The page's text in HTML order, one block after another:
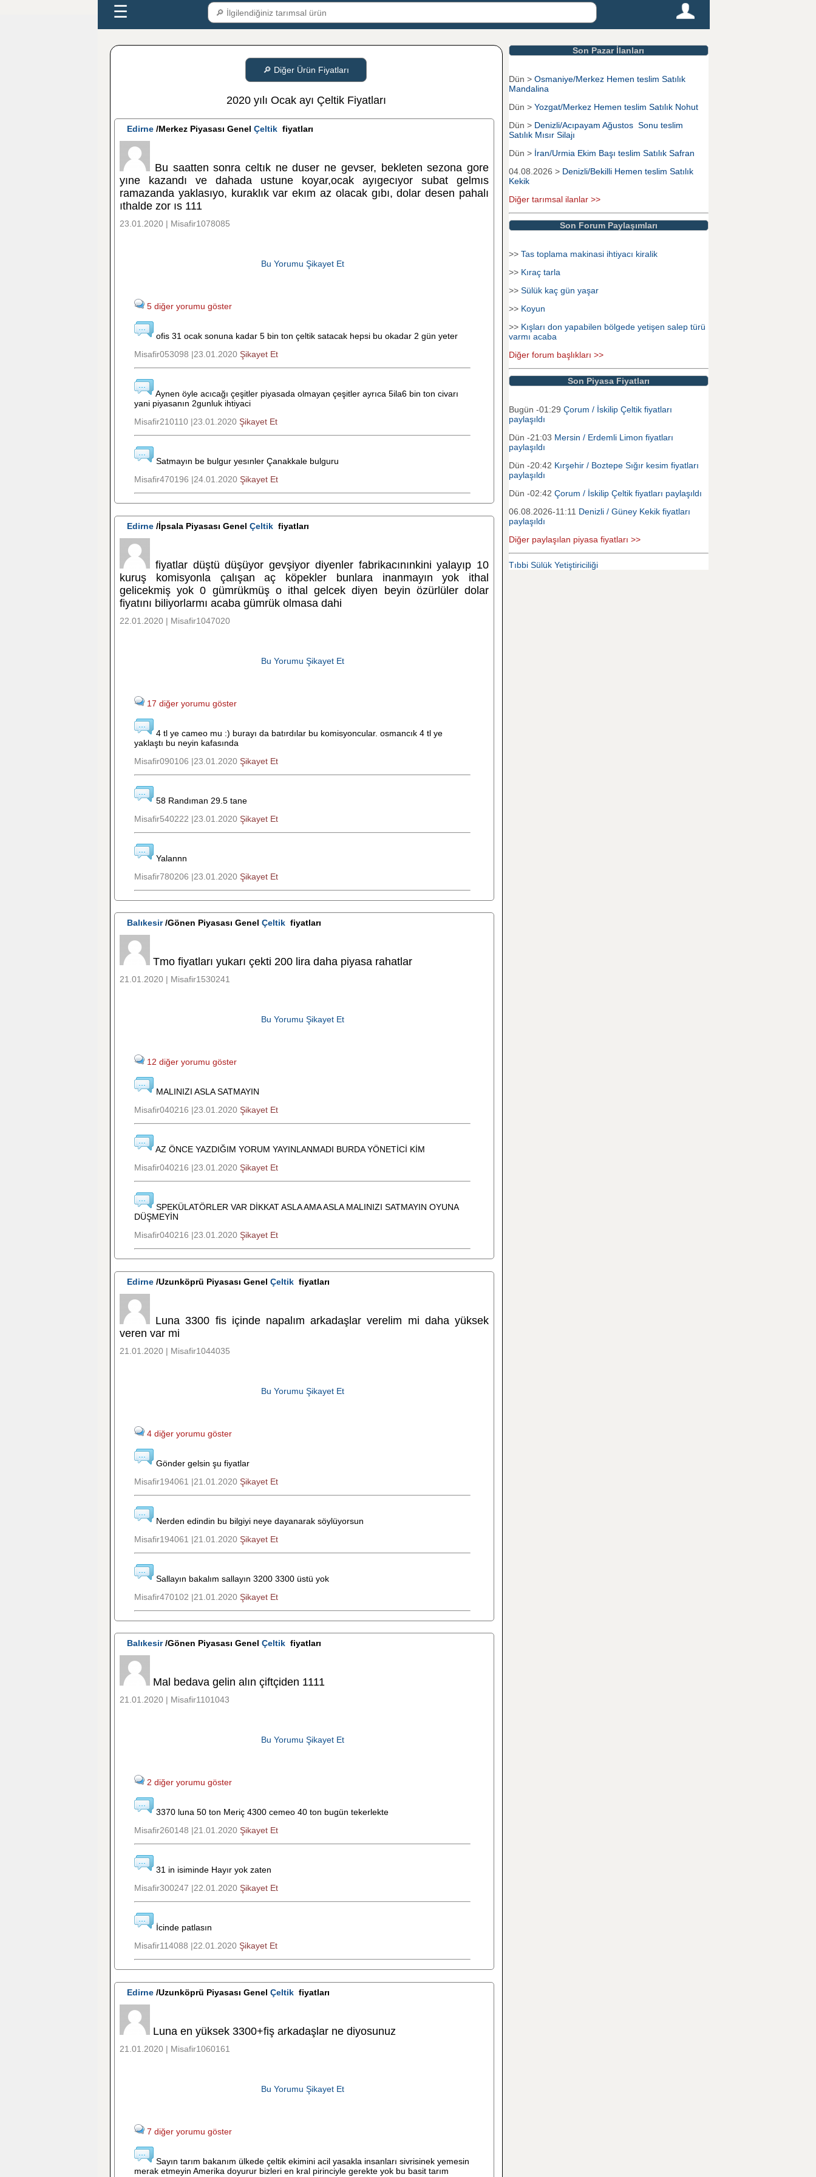
☰
🔎 Diğer Ürün Fiyatları
2020 yılı Ocak ayı Çeltik Fiyatları
Edirne /Merkez Piyasası GenelÇeltik fiyatları
Bu saatten sonra celtık ne duser ne gevser, bekleten sezona gore
yıne kazandı ve dahada ustune koyar,ocak ayıgecıyor subat gelmıs
ramazanda yaklasıyo, kuraklık var ekım az olacak gıbı, dolar desen pahalı
ıthalde zor ıs 111
23.01.2020 | Misafir1078085
Bu Yorumu Şikayet Et
5 diğer yorumu göster
ofis 31 ocak sonuna kadar 5 bin ton çeltik satacak hepsi bu okadar 2 gün yeter
Misafir053098 |23.01.2020 Şikayet Et
Aynen öyle acıcağı çeşitler piyasada olmayan çeşitler ayrıca 5ila6 bin ton civarı
yani piyasanın 2gunluk ihtiyaci
Misafir210110 |23.01.2020 Şikayet Et
Satmayın be bulgur yesınler Çanakkale bulguru
Misafir470196 |24.01.2020 Şikayet Et
Edirne /İpsala Piyasası GenelÇeltik fiyatları
fiyatlar düştü düşüyor gevşiyor diyenler fabrikacınınkini yalayıp 10
kuruş komisyonla çalışan aç köpekler bunlara inanmayın yok ithal
gelicekmiş yok 0 gümrükmüş o ithal gelcek diyen beyin özürlüler dolar
fiyatını biliyorlarmı acaba gümrük olmasa dahi
22.01.2020 | Misafir1047020
Bu Yorumu Şikayet Et
17 diğer yorumu göster
4 tl ye cameo mu :) burayı da batırdılar bu komisyoncular. osmancık 4 tl ye
yaklaştı bu neyin kafasında
Misafir090106 |23.01.2020 Şikayet Et
58 Randıman 29.5 tane
Misafir540222 |23.01.2020 Şikayet Et
Yalannn
Misafir780206 |23.01.2020 Şikayet Et
Balıkesir/Gönen Piyasası GenelÇeltik fiyatları
Tmo fiyatları yukarı çekti 200 lira daha piyasa rahatlar
21.01.2020 | Misafir1530241
Bu Yorumu Şikayet Et
12 diğer yorumu göster
MALINIZI ASLA SATMAYIN
Misafir040216 |23.01.2020 Şikayet Et
AZ ÖNCE YAZDIĞIM YORUM YAYINLANMADI BURDA YÖNETİCİ KİM
Misafir040216 |23.01.2020 Şikayet Et
SPEKÜLATÖRLER VAR DİKKAT ASLA AMA ASLA MALINIZI SATMAYIN OYUNA
DÜŞMEYİN
Misafir040216 |23.01.2020 Şikayet Et
Edirne /Uzunköprü Piyasası GenelÇeltik fiyatları
Luna 3300 fis içinde napalım arkadaşlar verelim mi daha yüksek
veren var mi
21.01.2020 | Misafir1044035
Bu Yorumu Şikayet Et
4 diğer yorumu göster
Gönder gelsin şu fiyatlar
Misafir194061 |21.01.2020 Şikayet Et
Nerden edindin bu bilgiyi neye dayanarak söylüyorsun
Misafir194061 |21.01.2020 Şikayet Et
Sallayın bakalım sallayın 3200 3300 üstü yok
Misafir470102 |21.01.2020 Şikayet Et
Balıkesir/Gönen Piyasası GenelÇeltik fiyatları
Mal bedava gelin alın çiftçiden 1111
21.01.2020 | Misafir1101043
Bu Yorumu Şikayet Et
2 diğer yorumu göster
3370 luna 50 ton Meriç 4300 cemeo 40 ton bugün tekerlekte
Misafir260148 |21.01.2020 Şikayet Et
31 in isiminde Hayır yok zaten
Misafir300247 |22.01.2020 Şikayet Et
İcinde patlasın
Misafir114088 |22.01.2020 Şikayet Et
Edirne /Uzunköprü Piyasası GenelÇeltik fiyatları
Luna en yüksek 3300+fiş arkadaşlar ne diyosunuz
21.01.2020 | Misafir1060161
Bu Yorumu Şikayet Et
7 diğer yorumu göster
Sayın tarım bakanım ülkede çeltik ekimini acil yasakla insanları sivrisinek yemesin
merak etmeyin Amerika doyurur bizleri en kral pirinciyle gerekte yok bu basit tarım
Son Pazar İlanları
Dün > Osmaniye/Merkez Hemen teslim Satılık
Mandalina
Dün > Yozgat/Merkez Hemen teslim Satılık Nohut
Dün > Denizli/Acıpayam Ağustos Sonu teslim
Satılık Mısır Silajı
Dün > İran/Urmia Ekim Başı teslim Satılık Safran
04.08.2026 > Denizli/Bekilli Hemen teslim Satılık
Kekik
Diğer tarımsal ilanlar >>
Son Forum Paylaşımları
>> Tas toplama makinasi ihtiyacı kiralik
>> Kıraç tarla
>> Sülük kaç gün yaşar
>> Koyun
>> Kışları don yapabilen bölgede yetişen salep türü
varmı acaba
Diğer forum başlıkları >>
Son Piyasa Fiyatları
Bugün -01:29 Çorum / İskilip Çeltik fiyatları
paylaşıldı
Dün -21:03 Mersin / Erdemli Limon fiyatları
paylaşıldı
Dün -20:42 Kırşehir / Boztepe Sığır kesim fiyatları
paylaşıldı
Dün -02:42 Çorum / İskilip Çeltik fiyatları paylaşıldı
06.08.2026-11:11 Denizli / Güney Kekik fiyatları
paylaşıldı
Diğer paylaşılan piyasa fiyatları >>
Tıbbi Sülük Yetiştiriciliği